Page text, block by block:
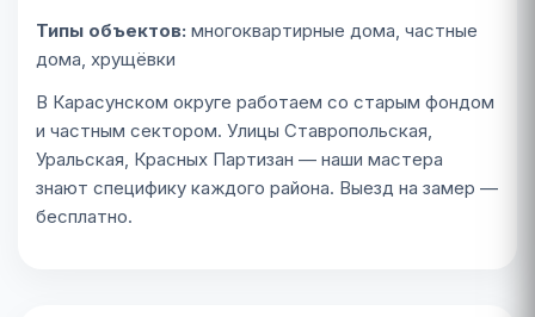
Типы объектов: многоквартирные дома, частные
дома, хрущёвки
В Карасунском округе работаем со старым фондом
и частным сектором. Улицы Ставропольская,
Уральская, Красных Партизан — наши мастера
знают специфику каждого района. Выезд на замер —
бесплатно.